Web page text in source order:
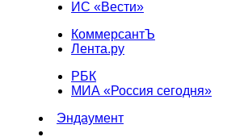
ИС «Вести»
КоммерсантЪ
Лента.ру
РБК
МИА «Россия сегодня»
Эндаумент